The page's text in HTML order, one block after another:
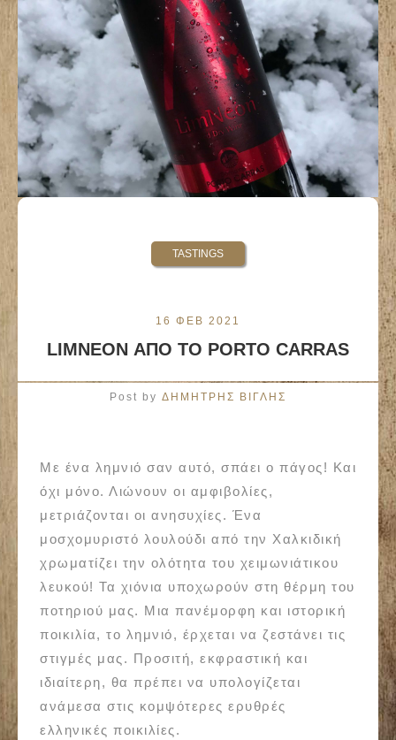
TASTINGS
16 ΦΕΒ 2021
LIMNEON ΑΠΟ ΤΟ PORTO CARRAS
Post by ΔΗΜΗΤΡΗΣ ΒΙΓΛΗΣ
Με ένα λημνιό σαν αυτό, σπάει ο πάγος! Και
όχι μόνο. Λιώνουν οι αμφιβολίες,
μετριάζονται οι ανησυχίες. Ένα
μοσχομυριστό λουλούδι από την Χαλκιδική
χρωματίζει την ολότητα του χειμωνιάτικου
λευκού! Τα χιόνια υποχωρούν στη θέρμη του
ποτηριού μας. Μια πανέμορφη και ιστορική
ποικιλία, το λημνιό, έρχεται να ζεστάνει τις
στιγμές μας. Προσιτή, εκφραστική και
ιδιαίτερη, θα πρέπει να υπολογίζεται
ανάμεσα στις κομψότερες ερυθρές
ελληνικές ποικιλίες.